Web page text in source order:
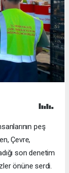
peş
Çevre,
son denetim
önüne serdi.